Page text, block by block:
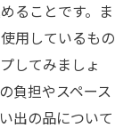
ることです。ま
用しているもの
してみましょ
負担やスペース
出の品について